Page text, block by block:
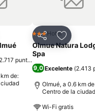
a favoritos
puntuaciones
de:
CompartirAgregar
3 Estrellas
Hotel
Olmue Natura
Spa
9,0 Excelente (2.413
Olmué, a 0.6 km
Centro de la ciudad
Wi-Fi gratis